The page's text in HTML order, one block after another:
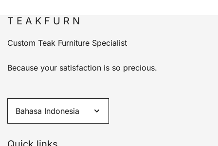
T E A K F U R N
Custom Teak Furniture Specialist
Because your satisfaction is so precious.